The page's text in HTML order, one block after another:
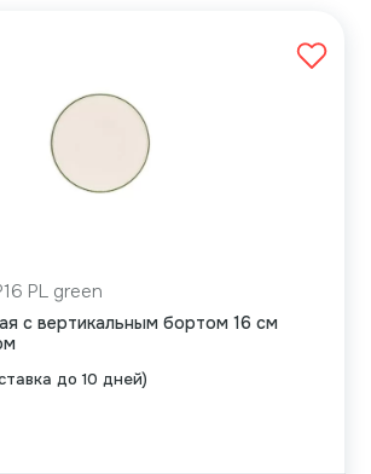
до 10 дней)
PL green
с вертикальным бортом 16 см